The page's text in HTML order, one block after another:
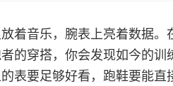
着音乐，腕表上亮着数据
的穿搭，你会发现如今的训
表要足够好看，跑鞋要能